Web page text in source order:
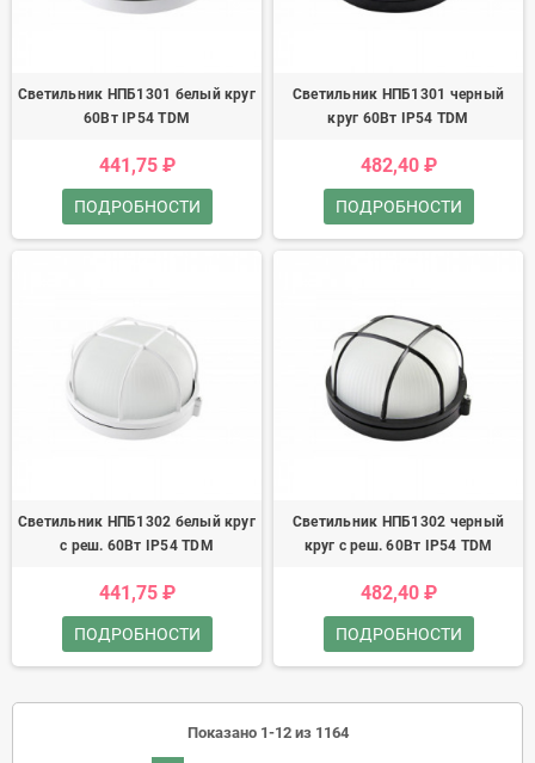
Светильник НПБ1301 белый круг
60Вт IP54 TDM
441,75 ₽
ПОДРОБНОСТИ
Светильник НПБ1301 черный
круг 60Вт IP54 TDM
482,40 ₽
ПОДРОБНОСТИ
Светильник НПБ1302 белый круг
с реш. 60Вт IP54 TDM
441,75 ₽
ПОДРОБНОСТИ
Светильник НПБ1302 черный
круг с реш. 60Вт IP54 TDM
482,40 ₽
ПОДРОБНОСТИ
Показано 1-12 из 1164